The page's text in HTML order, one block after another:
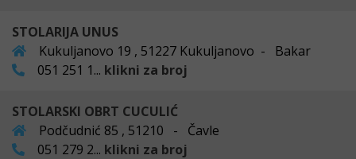
STOLARIJA UNUS
Kukuljanovo 19 , 51227 Kukuljanovo - Bakar
051 251 1... klikni za broj
STOLARSKI OBRT CUCULIĆ
Podčudnić 85 , 51210 - Čavle
051 279 2... klikni za broj